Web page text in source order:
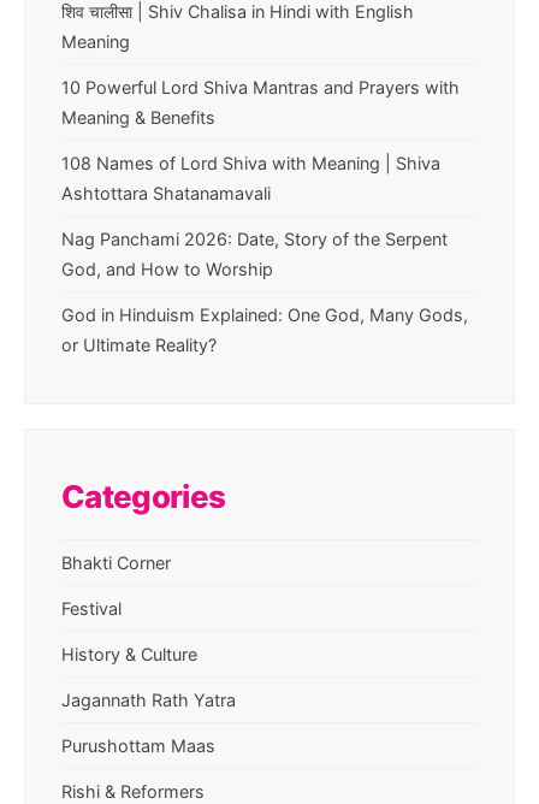
शिव चालीसा | Shiv Chalisa in Hindi with English
Meaning
10 Powerful Lord Shiva Mantras and Prayers with
Meaning & Benefits
108 Names of Lord Shiva with Meaning | Shiva
Ashtottara Shatanamavali
Nag Panchami 2026: Date, Story of the Serpent
God, and How to Worship
God in Hinduism Explained: One God, Many Gods,
or Ultimate Reality?
Categories
Bhakti Corner
Festival
History & Culture
Jagannath Rath Yatra
Purushottam Maas
Rishi & Reformers